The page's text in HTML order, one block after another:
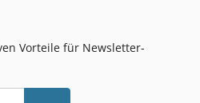
Vorteile für Newsletter-